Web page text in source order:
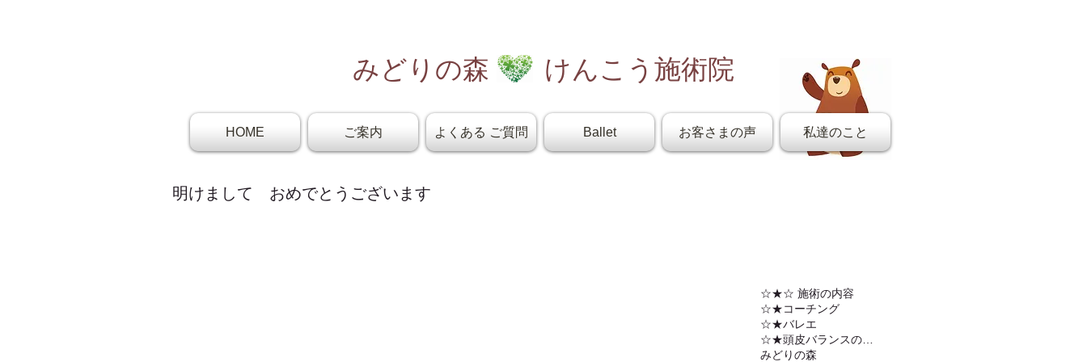
みどりの森 けんこう施術院
HOME ご案内 よくある ご質問 Ballet お客さまの声 私達のこと
明けまして おめでとうございます
☆★☆ 施術の内容
☆★コーチング
☆★バレエ
みどりの森